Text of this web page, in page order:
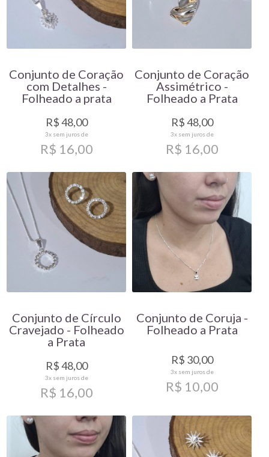
Conjunto de Coração
com Detalhes -
Folheado a prata
R$ 48,00
3xsem juros de
R$ 16,00
Conjunto de Coração
Assimétrico -
Folheado a Prata
R$ 48,00
3xsem juros de
R$ 16,00
Conjunto de Círculo
Cravejado - Folheado
a Prata
R$ 48,00
3xsem juros de
R$ 16,00
Conjunto de Coruja -
Folheado a Prata
R$ 30,00
3xsem juros de
R$ 10,00